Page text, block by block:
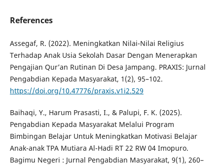
References
Assegaf, R. (2022). Meningkatkan Nilai-Nilai Religius
Terhadap Anak Usia Sekolah Dasar Dengan Menerapkan
Pengajian Qur’an Rutinan Di Desa Jampang. PRAXIS: Jurnal
Pengabdian Kepada Masyarakat, 1(2), 95–102.
https://doi.org/10.47776/praxis.v1i2.529
Baihaqi, Y., Harum Prasasti, I., & Palupi, F. K. (2025).
Pengabdian Kepada Masyarakat Melalui Program
Bimbingan Belajar Untuk Meningkatkan Motivasi Belajar
Anak-anak TPA Mutiara Al-Hadi RT 22 RW 04 Imopuro.
Bagimu Negeri : Jurnal Pengabdian Masyarakat, 9(1), 260–